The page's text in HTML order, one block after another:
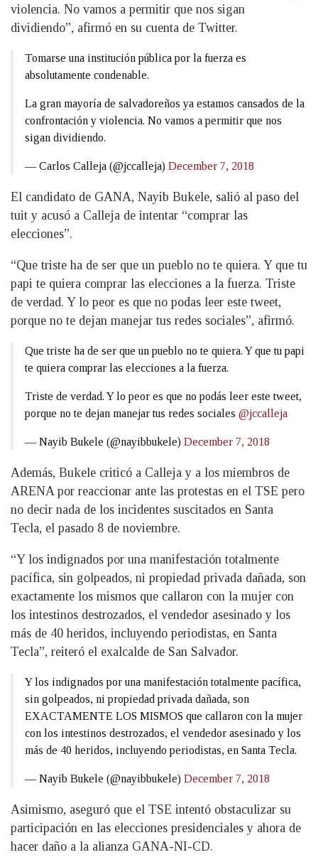
violencia. No vamos a permitir que nos sigan
dividiendo”, afirmó en su cuenta de Twitter.
Tomarse una institución pública por la fuerza es
absolutamente condenable.
La gran mayoría de salvadoreños ya estamos cansados de la
confrontación y violencia. No vamos a permitir que nos
sigan dividiendo.
— Carlos Calleja (@jccalleja) December 7, 2018
El candidato de GANA, Nayib Bukele, salió al paso del
tuit y acusó a Calleja de intentar “comprar las
elecciones”.
“Que triste ha de ser que un pueblo no te quiera. Y que tu
papi te quiera comprar las elecciones a la fuerza. Triste
de verdad. Y lo peor es que no podas leer este tweet,
porque no te dejan manejar tus redes sociales”, afirmó.
Que triste ha de ser que un pueblo no te quiera. Y que tu papi
te quiera comprar las elecciones a la fuerza.
Triste de verdad. Y lo peor es que no podás leer este tweet,
porque no te dejan manejar tus redes sociales @jccalleja
— Nayib Bukele (@nayibbukele) December 7, 2018
Además, Bukele criticó a Calleja y a los miembros de
ARENA por reaccionar ante las protestas en el TSE pero
no decir nada de los incidentes suscitados en Santa
Tecla, el pasado 8 de noviembre.
“Y los indignados por una manifestación totalmente
pacífica, sin golpeados, ni propiedad privada dañada, son
exactamente los mismos que callaron con la mujer con
los intestinos destrozados, el vendedor asesinado y los
más de 40 heridos, incluyendo periodistas, en Santa
Tecla”, reiteró el exalcalde de San Salvador.
Y los indignados por una manifestación totalmente pacífica,
sin golpeados, ni propiedad privada dañada, son
EXACTAMENTE LOS MISMOS que callaron con la mujer
con los intestinos destrozados, el vendedor asesinado y los
más de 40 heridos, incluyendo periodistas, en Santa Tecla.
— Nayib Bukele (@nayibbukele) December 7, 2018
Asimismo, aseguró que el TSE intentó obstaculizar su
participación en las elecciones presidenciales y ahora de
hacer daño a la alianza GANA-NI-CD.